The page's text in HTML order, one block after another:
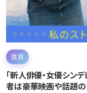
注目
「新人俳優・女優シン
者は豪華映画や話題の